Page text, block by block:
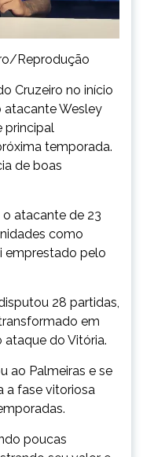
Reprodução
Cruzeiro no início
atacante Wesley
principal
temporada.
de boas
o atacante de 23
como
emprestado pelo
28 partidas,
em
ataque do Vitória.
ao Palmeiras e se
a fase vitoriosa
poucas